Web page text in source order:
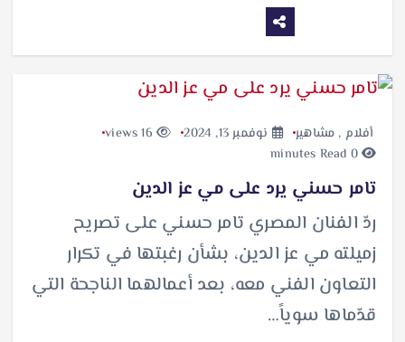
أفلام , مشاهير نوفمبر 13, 2024
0 minutes Read
تامر حسني يرد على مي عز الدين
ردّ الفنان المصري تامر حسني على تصريح
زميلته مي عز الدين، بشأن رغبتها في تكرار
التعاون الفني معه، بعد أعمالهما الناجحة التي
قدّماها سوياً…